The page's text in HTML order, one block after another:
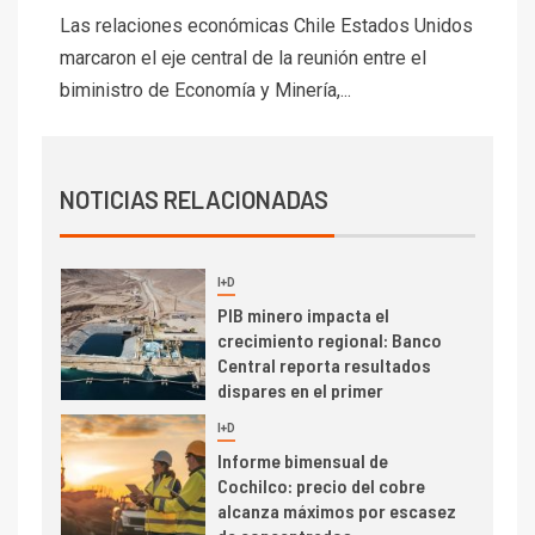
Las relaciones económicas Chile Estados Unidos
marcaron el eje central de la reunión entre el
biministro de Economía y Minería,...
NOTICIAS RELACIONADAS
Codelco Ventanas prueba
camión 100% eléctrico para
de San Antonio
Producción minera en mayo de
2026 cae 10,6%
3 I+D
PIB minero impacta el
crecimiento regional: Banco
Central reporta resultados
dispares en el primer
4 I+D
Informe bimensual de
Cochilco: precio del cobre
alcanza máximos por escasez